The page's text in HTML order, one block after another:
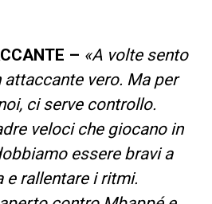
– «A volte sento
attaccante vero. Ma per
ci serve controllo.
veloci che giocano in
essere bravi a
rallentare i ritmi.